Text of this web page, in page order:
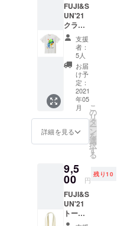
FUJI&S
UN'21
クラウ
ドファ
ンディ
ング限
定 サ
ポートT
シャツ
サイ
ズ：フ
リーサ
イズ
（男性
Mサイ
ます）
※こちら
のTシャ
ツは、
CAMPF
IRE限定
商品と
支援
者：
5人
お届
け予
定：
2021
年05
月
詳細を見る
こ
の
リ
タ
ー
ン
を
選
択
す
る
9,5
00 円
残り10
FUJI&S
UN'21
トート
バック